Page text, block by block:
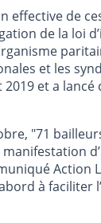
effective de
de la loi
et les
et a
"71
manifestation
Action
à faciliter